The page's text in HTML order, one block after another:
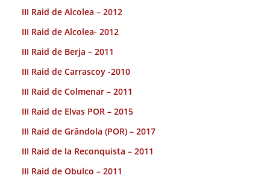
III Raid de Alcolea – 2012
III Raid de Alcolea- 2012
III Raid de Berja – 2011
III Raid de Carrascoy -2010
III Raid de Colmenar – 2011
III Raid de Elvas POR – 2015
III Raid de Grândola (POR) – 2017
III Raid de la Reconquista – 2011
III Raid de Obulco – 2011